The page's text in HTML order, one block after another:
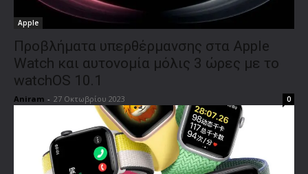
Apple
Προβλήματα υπερθέρμανσης στα Apple
Watch και αυτονομία μόλις 3 ώρες με το
watchOS 10.1
Aniram - 27 Οκτωβρίου 2023 0